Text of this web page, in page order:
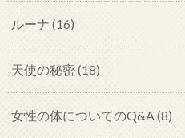
ルーナ (16)
天使の秘密(18)
女性の体についてのQ&A(8)